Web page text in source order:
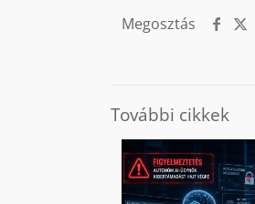
Megosztás
További cikkek